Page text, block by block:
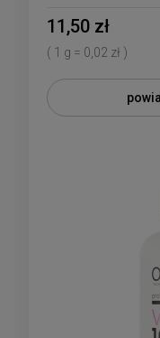
11,50 zł
( 1 g = 0,02 zł )